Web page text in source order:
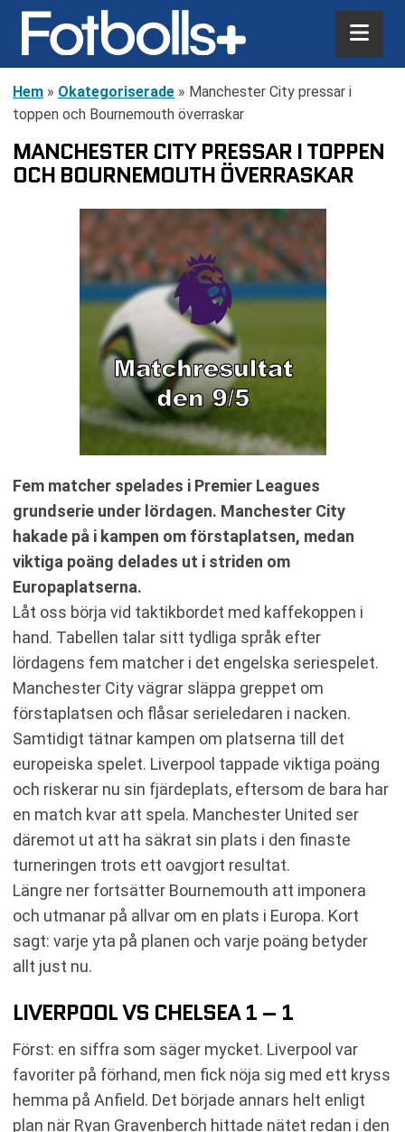
Hem » Okategoriserade » Manchester City pressar i
toppen och Bournemouth överraskar
MANCHESTER CITY PRESSAR I TOPPEN
OCH BOURNEMOUTH ÖVERRASKAR
Fem matcher spelades i Premier Leagues
grundserie under lördagen. Manchester City
hakade på i kampen om förstaplatsen, medan
viktiga poäng delades ut i striden om
Europaplatserna.
Låt oss börja vid taktikbordet med kaffekoppen i
hand. Tabellen talar sitt tydliga språk efter
lördagens fem matcher i det engelska seriespelet.
Manchester City vägrar släppa greppet om
förstaplatsen och flåsar serieledaren i nacken.
Samtidigt tätnar kampen om platserna till det
europeiska spelet. Liverpool tappade viktiga poäng
och riskerar nu sin fjärdeplats, eftersom de bara har
en match kvar att spela. Manchester United ser
däremot ut att ha säkrat sin plats i den finaste
turneringen trots ett oavgjort resultat.
Längre ner fortsätter Bournemouth att imponera
och utmanar på allvar om en plats i Europa. Kort
sagt: varje yta på planen och varje poäng betyder
allt just nu.
LIVERPOOL VS CHELSEA 1 – 1
Först: en siffra som säger mycket. Liverpool var
favoriter på förhand, men fick nöja sig med ett kryss
hemma på Anfield. Det började annars helt enligt
plan när Ryan Gravenberch hittade nätet redan i den